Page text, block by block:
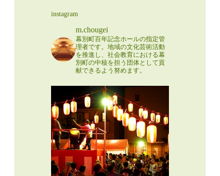
instagram
m.chougei
幕別町百年記念ホールの指定管
理者です。地域の文化芸術活動
を推進し、社会教育における幕
別町の中核を担う団体として貢
献できるよう努めます。